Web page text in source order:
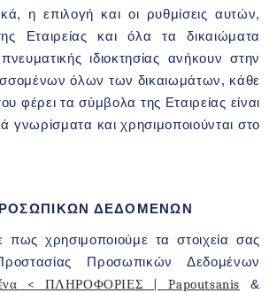
η επιλογή και οι ρυθμίσεις αυτών,
της Εταιρείας και όλα τα δικαιώματα
ιδιοκτησίας ανήκουν στην
όλων των δικαιωμάτων, κάθε
φέρει τα σύμβολα της Εταιρείας είναι
γνωρίσματα και χρησιμοποιούνται στο
ΔΕΔΟΜΕΝΩΝ
πως χρησιμοποιούμε τα στοιχεία σας
Προσωπικών Δεδομένων
< ΠΛΗΡΟΦΟΡΙΕΣ | Papoutsanis &